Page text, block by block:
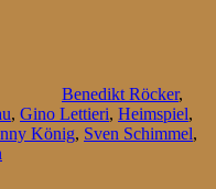
Benedikt Röcker,
, Gino Lettieri, Heimspiel,
König, Sven Schimmel,